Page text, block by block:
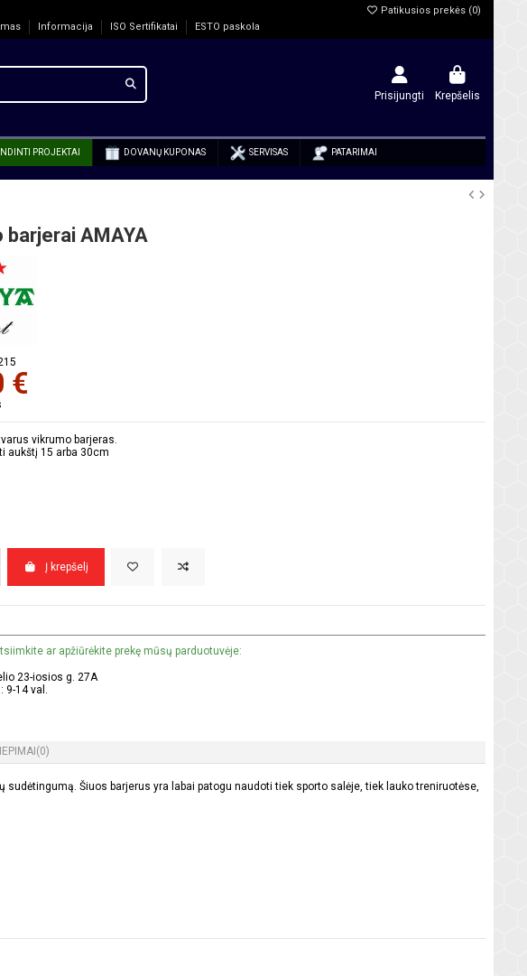
Informacija ISO Sertifikatai ESTO paskola
Patikusios prekės (0)
Prisijungti Krepšelis
PROJEKTAI DOVANŲ KUPONAS SERVISAS PATARIMAI
barjerai AMAYA
€
vikrumo barjeras.
aukštį 15 arba 30cm
Į krepšelį
ar apžiūrėkite prekę mūsų parduotuvėje:
23-iosios g. 27A
9-14 val.
(0)
Šiuos barjerus yra labai patogu naudoti tiek sporto salėje, tiek lauko treniruotėse,